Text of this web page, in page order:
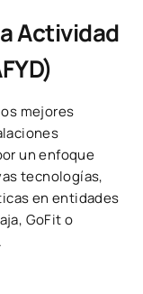
Actividad
mejores
un enfoque
tecnologías,
en entidades
GoFit o